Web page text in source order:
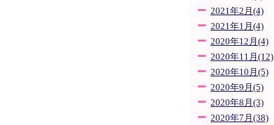
2021年2月(4)
2021年1月(4)
2020年12月(4)
2020年11月(12)
2020年10月(5)
2020年9月(5)
2020年8月(3)
2020年7月(38)